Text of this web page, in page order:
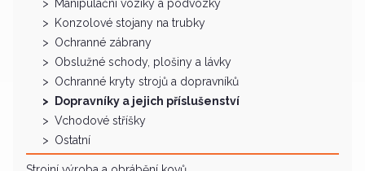
Manipulační vozíky a podvozky
Konzolové stojany na trubky
Ochranné zábrany
Obslužné schody, plošiny a lávky
Ochranné kryty strojů a dopravníků
Dopravníky a jejich příslušenství
Vchodové stříšky
Ostatní